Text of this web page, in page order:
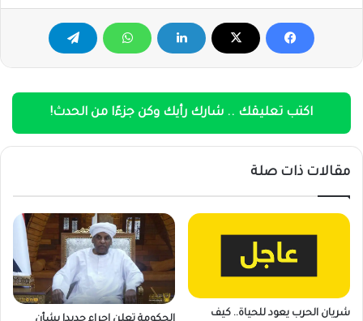
اكتب تعليقك .. شارك رأيك وكن جزءًا من الحدث!
مقالات ذات صلة
شريان الحرب يعود للحياة.. كيف